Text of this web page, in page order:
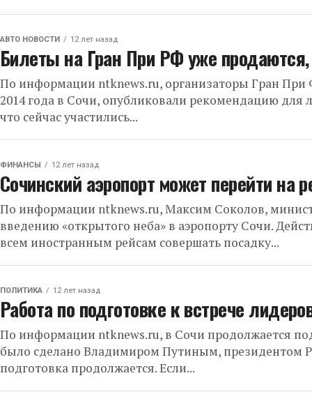
АВТО НОВОСТИ 12 лет назад
Билеты на Гран При РФ уже
По информации ntknews.ru, организаторы Гран
2014 года в Сочи, опубликовали рекомендацию
что сейчас участились...
ФИНАНСЫ 12 лет назад
Сочинский аэропорт может перейти на
По информации ntknews.ru, Максим Соколов,
введению «открытого неба» в аэропорту Сочи.
всем иностранным рейсам совершать посадку...
ПОЛИТИКА 12 лет назад
Работа по подготовке к встрече
По информации ntknews.ru, в Сочи продолжается
было сделано Владимиром Путиным, президентом
подготовка продолжается. Если...